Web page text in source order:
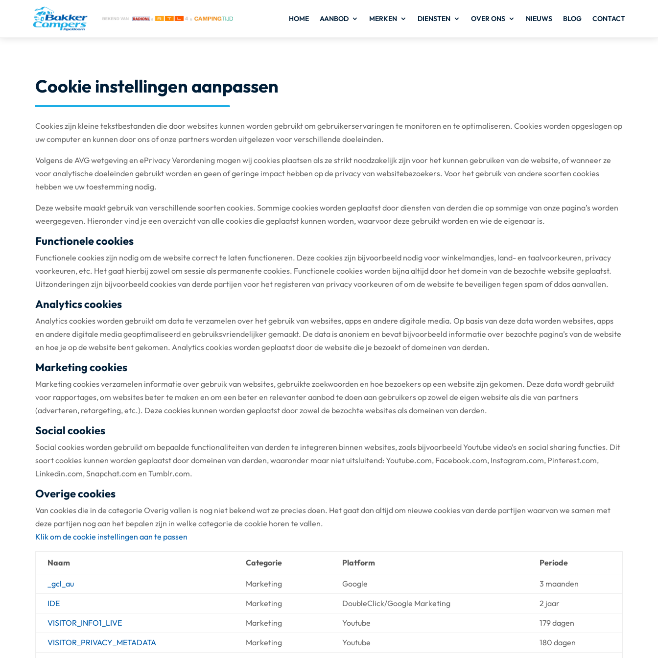
HOME AANBOD MERKEN DIENSTEN OVER ONS NIEUWS BLOG CONTACT
Cookie instellingen aanpassen
Cookies zijn kleine tekstbestanden die door websites kunnen worden gebruikt om gebruikerservaringen te monitoren en te optimaliseren. Cookies worden opgeslagen op
uw computer en kunnen door ons of onze partners worden uitgelezen voor verschillende doeleinden.
Volgens de AVG wetgeving en ePrivacy Verordening mogen wij cookies plaatsen als ze strikt noodzakelijk zijn voor het kunnen gebruiken van de website, of wanneer ze
voor analytische doeleinden gebruikt worden en geen of geringe impact hebben op de privacy van websitebezoekers. Voor het gebruik van andere soorten cookies
hebben we uw toestemming nodig.
Deze website maakt gebruik van verschillende soorten cookies. Sommige cookies worden geplaatst door diensten van derden die op sommige van onze pagina’s worden
weergegeven. Hieronder vind je een overzicht van alle cookies die geplaatst kunnen worden, waarvoor deze gebruikt worden en wie de eigenaar is.
Functionele cookies
Functionele cookies zijn nodig om de website correct te laten functioneren. Deze cookies zijn bijvoorbeeld nodig voor winkelmandjes, land- en taalvoorkeuren, privacy
voorkeuren, etc. Het gaat hierbij zowel om sessie als permanente cookies. Functionele cookies worden bijna altijd door het domein van de bezochte website geplaatst.
Uitzonderingen zijn bijvoorbeeld cookies van derde partijen voor het registeren van privacy voorkeuren of om de website te beveiligen tegen spam of ddos aanvallen.
Analytics cookies
Analytics cookies worden gebruikt om data te verzamelen over het gebruik van websites, apps en andere digitale media. Op basis van deze data worden websites, apps
en andere digitale media geoptimaliseerd en gebruiksvriendelijker gemaakt. De data is anoniem en bevat bijvoorbeeld informatie over bezochte pagina’s van de website
en hoe je op de website bent gekomen. Analytics cookies worden geplaatst door de website die je bezoekt of domeinen van derden.
Marketing cookies
Marketing cookies verzamelen informatie over gebruik van websites, gebruikte zoekwoorden en hoe bezoekers op een website zijn gekomen. Deze data wordt gebruikt
voor rapportages, om websites beter te maken en om een beter en relevanter aanbod te doen aan gebruikers op zowel de eigen website als die van partners
(adverteren, retargeting, etc.). Deze cookies kunnen worden geplaatst door zowel de bezochte websites als domeinen van derden.
Social cookies
Social cookies worden gebruikt om bepaalde functionaliteiten van derden te integreren binnen websites, zoals bijvoorbeeld Youtube video’s en social sharing functies. Dit
soort cookies kunnen worden geplaatst door domeinen van derden, waaronder maar niet uitsluitend: Youtube.com, Facebook.com, Instagram.com, Pinterest.com,
Linkedin.com, Snapchat.com en Tumblr.com.
Overige cookies
Van cookies die in de categorie Overig vallen is nog niet bekend wat ze precies doen. Het gaat dan altijd om nieuwe cookies van derde partijen waarvan we samen met
deze partijen nog aan het bepalen zijn in welke categorie de cookie horen te vallen.
Klik om de cookie instellingen aan te passen
Naam Categorie Platform Periode
_gcl_au Marketing Google
3 maanden
IDE
Marketing DoubleClick/Google Marketing
2 jaar
VISITOR_INFO1_LIVE
Marketing Youtube
179 dagen
VISITOR_PRIVACY_METADATA
Marketing Youtube
180 dagen